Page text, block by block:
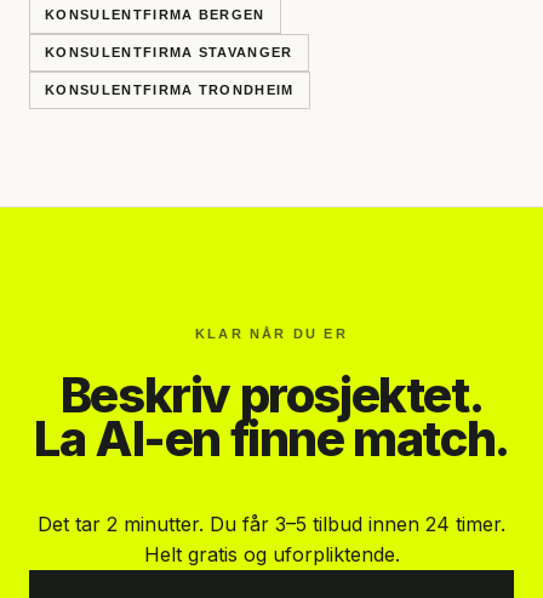
KONSULENTFIRMA BERGEN
KONSULENTFIRMA STAVANGER
KONSULENTFIRMA TRONDHEIM
KLAR NÅR DU ER
Beskriv prosjektet.
La AI-en finne match.
Det tar 2 minutter. Du får 3–5 tilbud innen 24 timer.
Helt gratis og uforpliktende.